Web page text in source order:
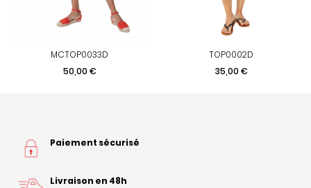
MCTOP0033D
Prix
50,00 €
TOP0002D
Prix
35,00 €
Paiement sécurisé
Livraison en 48h